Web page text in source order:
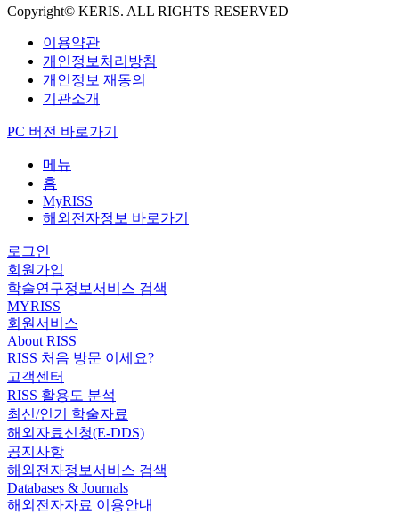
Copyright© KERIS. ALL RIGHTS RESERVED
이용약관
개인정보처리방침
개인정보 재동의
기관소개
PC 버전 바로가기
메뉴
홈
MyRISS
해외전자정보 바로가기
로그인
회원가입
학술연구정보서비스 검색
MYRISS
회원서비스
About RISS
RISS 처음 방문 이세요?
고객센터
RISS 활용도 분석
최신/인기 학술자료
해외자료신청(E-DDS)
공지사항
해외전자정보서비스 검색
Databases & Journals
해외전자자료 이용안내